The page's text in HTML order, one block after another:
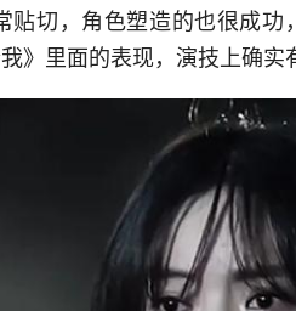
贴切，角色塑造的也很成
》里面的表现，演技上确实